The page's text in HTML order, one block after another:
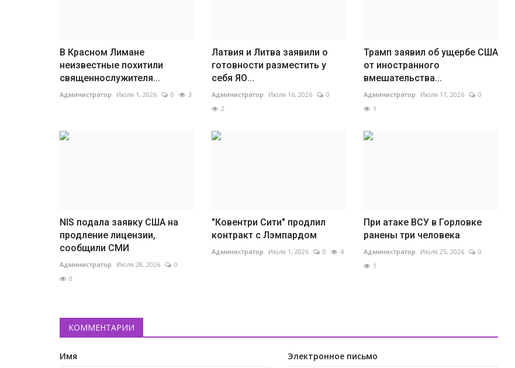
В Красном Лимане
неизвестные похитили
священнослужителя...
Администратор Июля 1, 2026 0 3
Латвия и Литва заявили о
готовности разместить у
себя ЯО...
Администратор Июля 16, 2026
0
2
Трамп заявил об ущербе США
от иностранного
вмешательства...
Администратор Июля 17, 2026
0
1
NIS подала заявку США на
продление лицензии,
сообщили СМИ
Администратор Июля 28, 2026
0
0
"Ковентри Сити" продлил
контракт с Лэмпардом
Администратор Июля 1, 2026 0 4
При атаке ВСУ в Горловке
ранены три человека
Администратор Июля 25, 2026
0
1
КОММЕНТАРИИ
Имя Электронное письмо